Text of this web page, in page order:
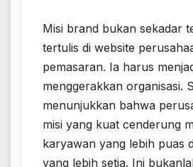
Misi brand bukan sekadar
tertulis di website
pemasaran. Ia harus
menggerakkan organisasi.
menunjukkan bahwa
misi yang kuat cenderung
karyawan yang lebih puas
yang lebih setia. Ini